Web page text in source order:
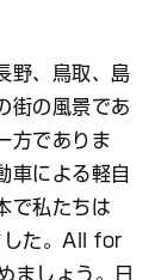
野、鳥取、島
街の風景であ
方でありま
車による軽自
で私たちは
した。All for
ましょう。日